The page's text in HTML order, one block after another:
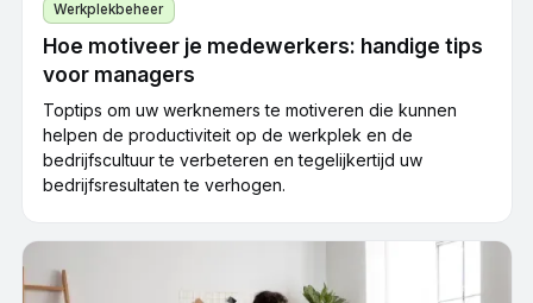
Werkplekbeheer
Hoe motiveer je medewerkers: handige tips
voor managers
Toptips om uw werknemers te motiveren die kunnen
helpen de productiviteit op de werkplek en de
bedrijfscultuur te verbeteren en tegelijkertijd uw
bedrijfsresultaten te verhogen.